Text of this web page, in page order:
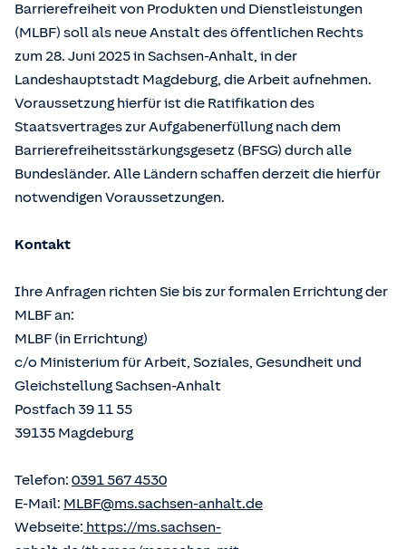
Barrierefreiheit von Produkten und Dienstleistungen
(MLBF) soll als neue Anstalt des öffentlichen Rechts
zum 28. Juni 2025 in Sachsen-Anhalt, in der
Landeshauptstadt Magdeburg, die Arbeit aufnehmen.
Voraussetzung hierfür ist die Ratifikation des
Staatsvertrages zur Aufgabenerfüllung nach dem
Barrierefreiheitsstärkungsgesetz (BFSG) durch alle
Bundesländer. Alle Ländern schaffen derzeit die hierfür
notwendigen Voraussetzungen.
Kontakt
Ihre Anfragen richten Sie bis zur formalen Errichtung der
MLBF an:
MLBF (in Errichtung)
c/o Ministerium für Arbeit, Soziales, Gesundheit und
Gleichstellung Sachsen-Anhalt
Postfach 39 11 55
39135 Magdeburg
Telefon: 0391 567 4530
E-Mail: MLBF@ms.sachsen-anhalt.de
Webseite: https://ms.sachsen-